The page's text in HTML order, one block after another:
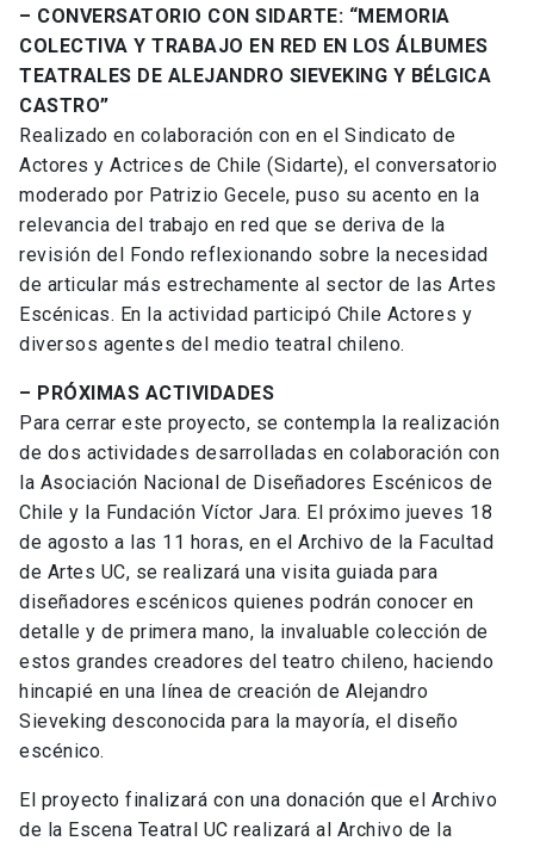
– CONVERSATORIO CON SIDARTE: “MEMORIA
COLECTIVA Y TRABAJO EN RED EN LOS ÁLBUMES
TEATRALES DE ALEJANDRO SIEVEKING Y BÉLGICA
CASTRO”
Realizado en colaboración con en el Sindicato de
Actores y Actrices de Chile (Sidarte), el conversatorio
moderado por Patrizio Gecele, puso su acento en la
relevancia del trabajo en red que se deriva de la
revisión del Fondo reflexionando sobre la necesidad
de articular más estrechamente al sector de las Artes
Escénicas. En la actividad participó Chile Actores y
diversos agentes del medio teatral chileno.
– PRÓXIMAS ACTIVIDADES
Para cerrar este proyecto, se contempla la realización
de dos actividades desarrolladas en colaboración con
la Asociación Nacional de Diseñadores Escénicos de
Chile y la Fundación Víctor Jara. El próximo jueves 18
de agosto a las 11 horas, en el Archivo de la Facultad
de Artes UC, se realizará una visita guiada para
diseñadores escénicos quienes podrán conocer en
detalle y de primera mano, la invaluable colección de
estos grandes creadores del teatro chileno, haciendo
hincapié en una línea de creación de Alejandro
Sieveking desconocida para la mayoría, el diseño
escénico.
El proyecto finalizará con una donación que el Archivo
de la Escena Teatral UC realizará al Archivo de la